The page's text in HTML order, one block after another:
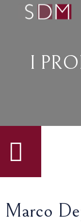
I
Marco